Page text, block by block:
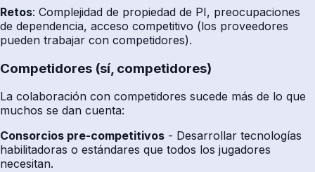
Retos: Complejidad de propiedad de PI, preocupaciones
de dependencia, acceso competitivo (los proveedores
pueden trabajar con competidores).
Competidores (sí, competidores)
La colaboración con competidores sucede más de lo que
muchos se dan cuenta:
Consorcios pre-competitivos - Desarrollar tecnologías
habilitadoras o estándares que todos los jugadores
necesitan.